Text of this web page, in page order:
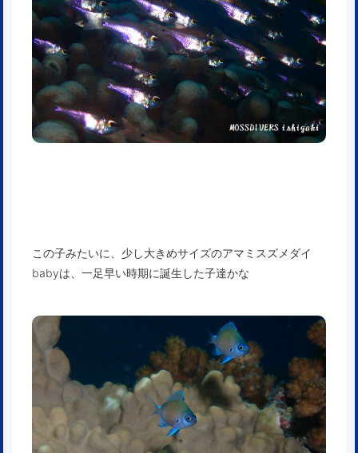
この子みたいに、少し大きめサイズのアマミスズメダイ
babyは、一足早い時期に誕生した子達かな